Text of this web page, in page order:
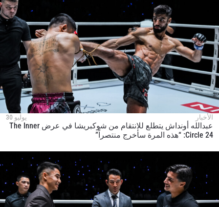
الأخبار يوليو 30
عبدالله أونداش يتطلع للانتقام من شوكبريشا في عرض The Inner
Circle 24: “هذه المرة سأخرج منتصراً”